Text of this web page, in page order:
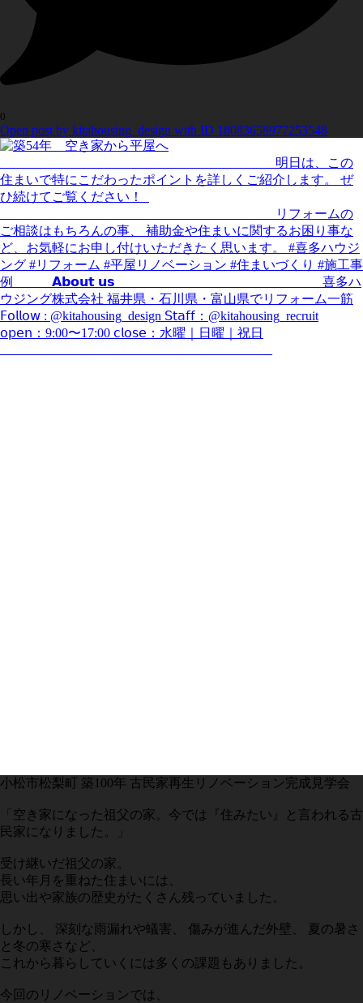
0
Open post by kitahousing_design with ID 18083658977253548
小松市松梨町 築100年 古民家再生リノベーション完成見学会
「空き家になった祖父の家。今では『住みたい』と言われる古
民家になりました。」
受け継いだ祖父の家。
長い年月を重ねた住まいには、
思い出や家族の歴史がたくさん残っていました。
しかし、 深刻な雨漏れや蟻害、 傷みが進んだ外壁、 夏の暑さ
と冬の寒さなど、
これから暮らしていくには多くの課題もありました。
今回のリノベーションでは、